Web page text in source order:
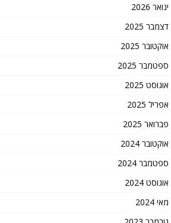
ינואר 2026
דצמבר 2025
אוקטובר 2025
ספטמבר 2025
אוגוסט 2025
אפריל 2025
פברואר 2025
אוקטובר 2024
ספטמבר 2024
אוגוסט 2024
מאי 2024